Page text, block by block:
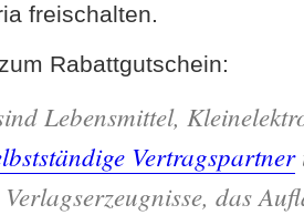
freischalten.
Rabattgutschein:
Lebensmittel,
Vertragspartner
das